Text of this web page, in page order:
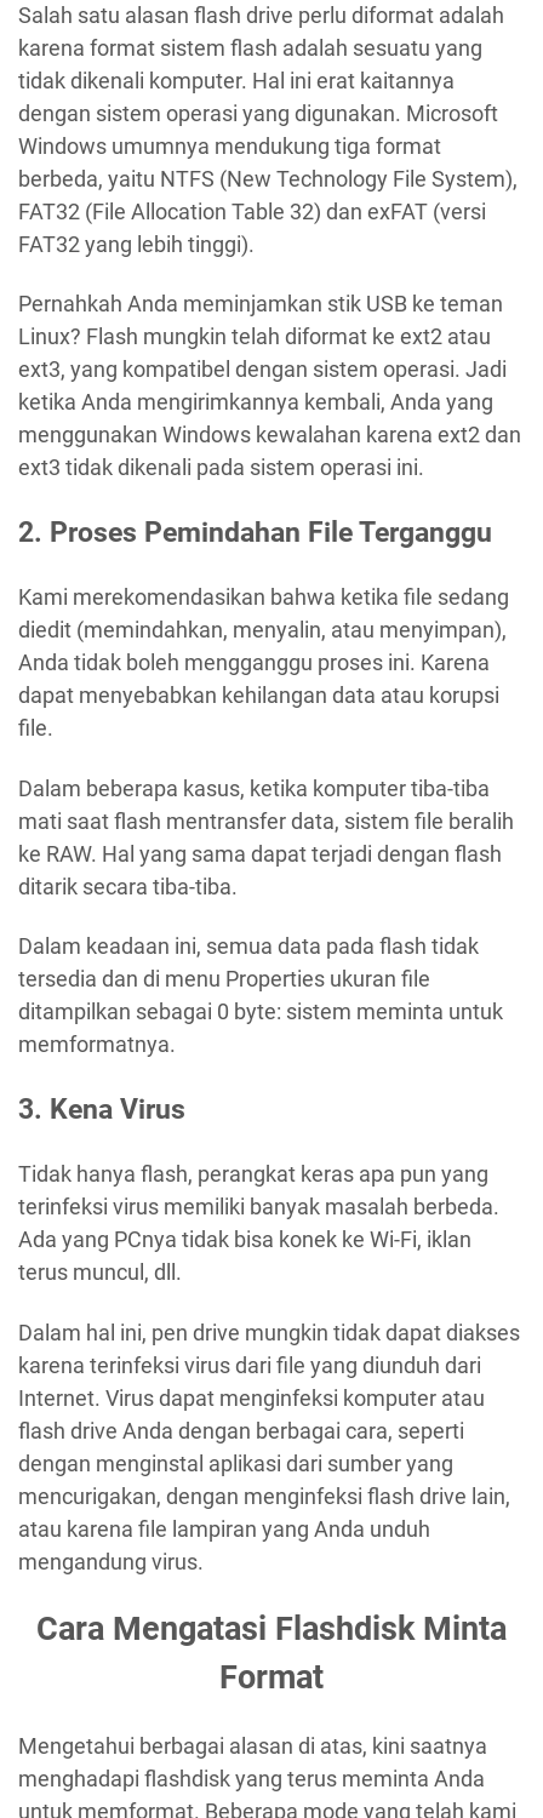
Salah satu alasan flash drive perlu diformat adalah
karena format sistem flash adalah sesuatu yang
tidak dikenali komputer. Hal ini erat kaitannya
dengan sistem operasi yang digunakan. Microsoft
Windows umumnya mendukung tiga format
berbeda, yaitu NTFS (New Technology File System),
FAT32 (File Allocation Table 32) dan exFAT (versi
FAT32 yang lebih tinggi).
Pernahkah Anda meminjamkan stik USB ke teman
Linux? Flash mungkin telah diformat ke ext2 atau
ext3, yang kompatibel dengan sistem operasi. Jadi
ketika Anda mengirimkannya kembali, Anda yang
menggunakan Windows kewalahan karena ext2 dan
ext3 tidak dikenali pada sistem operasi ini.
2. Proses Pemindahan File Terganggu
Kami merekomendasikan bahwa ketika file sedang
diedit (memindahkan, menyalin, atau menyimpan),
Anda tidak boleh mengganggu proses ini. Karena
dapat menyebabkan kehilangan data atau korupsi
file.
Dalam beberapa kasus, ketika komputer tiba-tiba
mati saat flash mentransfer data, sistem file beralih
ke RAW. Hal yang sama dapat terjadi dengan flash
ditarik secara tiba-tiba.
Dalam keadaan ini, semua data pada flash tidak
tersedia dan di menu Properties ukuran file
ditampilkan sebagai 0 byte: sistem meminta untuk
memformatnya.
3. Kena Virus
Tidak hanya flash, perangkat keras apa pun yang
terinfeksi virus memiliki banyak masalah berbeda.
Ada yang PCnya tidak bisa konek ke Wi-Fi, iklan
terus muncul, dll.
Dalam hal ini, pen drive mungkin tidak dapat diakses
karena terinfeksi virus dari file yang diunduh dari
Internet. Virus dapat menginfeksi komputer atau
flash drive Anda dengan berbagai cara, seperti
dengan menginstal aplikasi dari sumber yang
mencurigakan, dengan menginfeksi flash drive lain,
atau karena file lampiran yang Anda unduh
mengandung virus.
Cara Mengatasi Flashdisk Minta
Format
Mengetahui berbagai alasan di atas, kini saatnya
menghadapi flashdisk yang terus meminta Anda
untuk memformat. Beberapa mode yang telah kami